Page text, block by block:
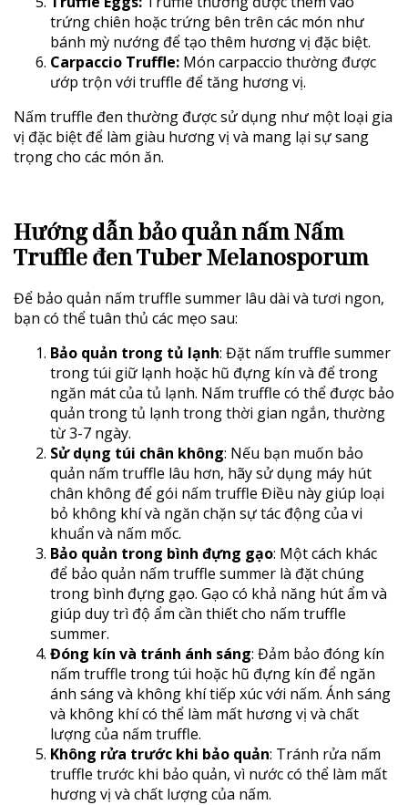
trứng chiên hoặc trứng bên trên các món như
bánh mỳ nướng để tạo thêm hương vị đặc biệt.
Carpaccio Truffle: Món carpaccio thường được
ướp trộn với truffle để tăng hương vị.
Nấm truffle đen thường được sử dụng như một loại gia
vị đặc biệt để làm giàu hương vị và mang lại sự sang
trọng cho các món ăn.
Hướng dẫn bảo quản nấm Nấm
Truffle đen Tuber Melanosporum
Để bảo quản nấm truffle summer lâu dài và tươi ngon,
bạn có thể tuân thủ các mẹo sau:
Bảo quản trong tủ lạnh: Đặt nấm truffle summer
trong túi giữ lạnh hoặc hũ đựng kín và để trong
ngăn mát của tủ lạnh. Nấm truffle có thể được bảo
quản trong tủ lạnh trong thời gian ngắn, thường
từ 3-7 ngày.
Sử dụng túi chân không: Nếu bạn muốn bảo
quản nấm truffle lâu hơn, hãy sử dụng máy hút
chân không để gói nấm truffle Điều này giúp loại
bỏ không khí và ngăn chặn sự tác động của vi
khuẩn và nấm mốc.
Bảo quản trong bình đựng gạo: Một cách khác
để bảo quản nấm truffle summer là đặt chúng
trong bình đựng gạo. Gạo có khả năng hút ẩm và
giúp duy trì độ ẩm cần thiết cho nấm truffle
summer.
Đóng kín và tránh ánh sáng: Đảm bảo đóng kín
nấm truffle trong túi hoặc hũ đựng kín để ngăn
ánh sáng và không khí tiếp xúc với nấm. Ánh sáng
và không khí có thể làm mất hương vị và chất
lượng của nấm truffle.
Không rửa trước khi bảo quản: Tránh rửa nấm
truffle trước khi bảo quản, vì nước có thể làm mất
hương vị và chất lượng của nấm.